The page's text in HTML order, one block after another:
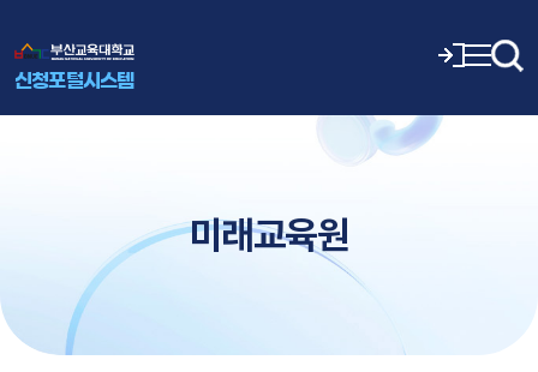
신청포털시스템
미래교육원